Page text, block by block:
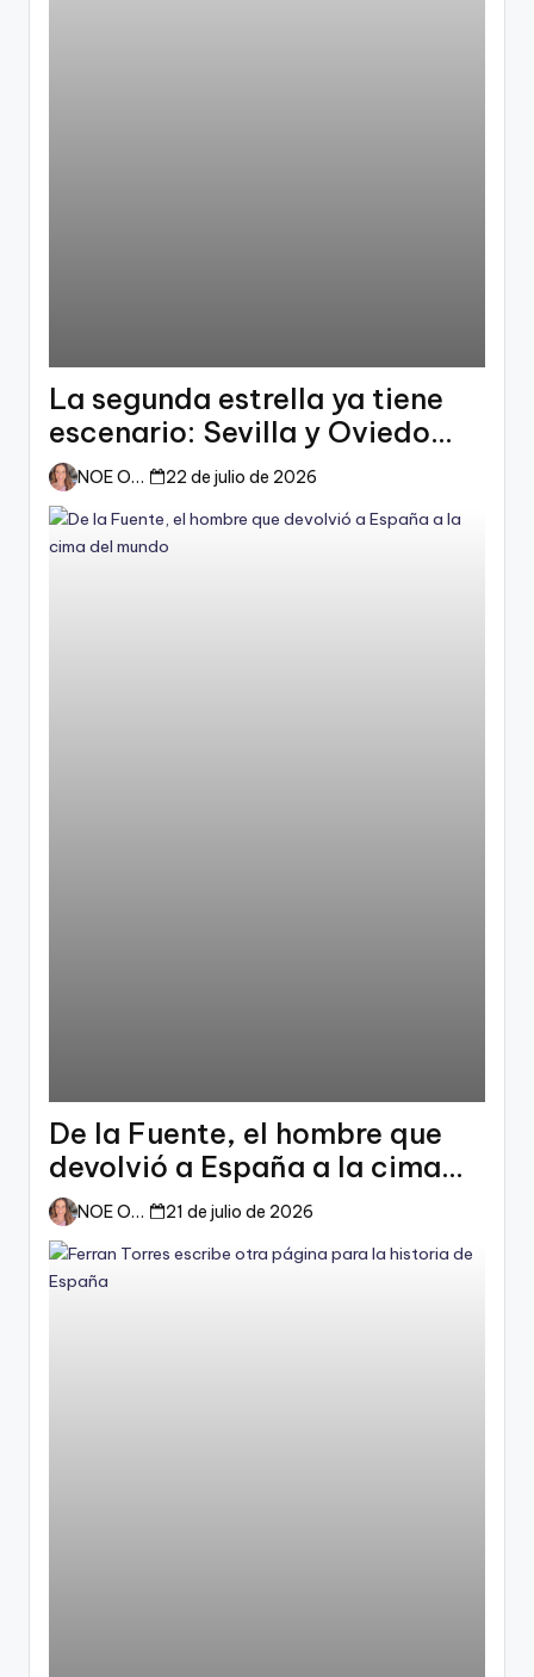
La segunda estrella ya tiene
escenario: Sevilla y Oviedo
esperan a España
NOE ORTIZ 22 de julio de 2026
De la Fuente, el hombre que
devolvió a España a la cima
del mundo
NOE ORTIZ 21 de julio de 2026